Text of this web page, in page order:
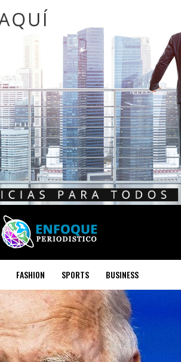
FASHION SPORTS BUSINESS